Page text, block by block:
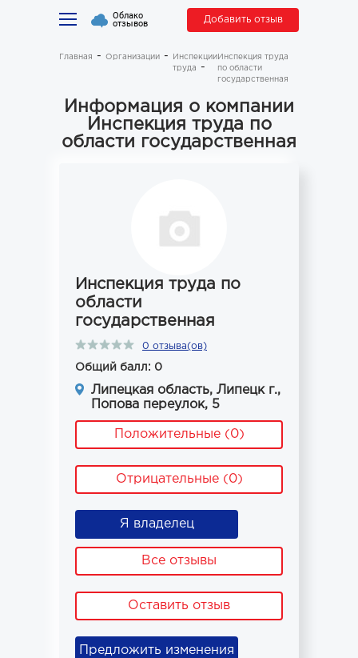
Облако
отзывов Добавить отзыв
Главная Организации
Инспекции
труда
Инспекция труда
по области
государственная
Информация о компании
Инспекция труда по
области государственная
Инспекция труда по
области
государственная
0 отзыва(ов)
Общий балл: 0
Липецкая область, Липецк г.,
Попова переулок, 5
Положительные (0)
Отрицательные (0)
Я владелец
Все отзывы
Оставить отзыв
Предложить изменения